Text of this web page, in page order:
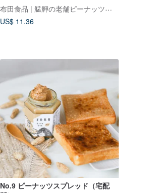
布田食品 | 艋舺の老舗ピーナッツ菓子
US$ 11.36
No.9 ピーナッツスプレッド（宅配